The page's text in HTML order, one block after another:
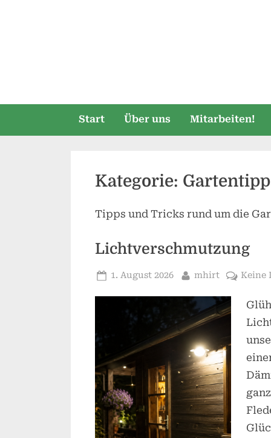
Start Über uns Mitarbeiten!
Kategorie:
Tipps und Tricks rund um die
Lichtverschmutzung
Posted
1. August 2026 By
mhirt Keine